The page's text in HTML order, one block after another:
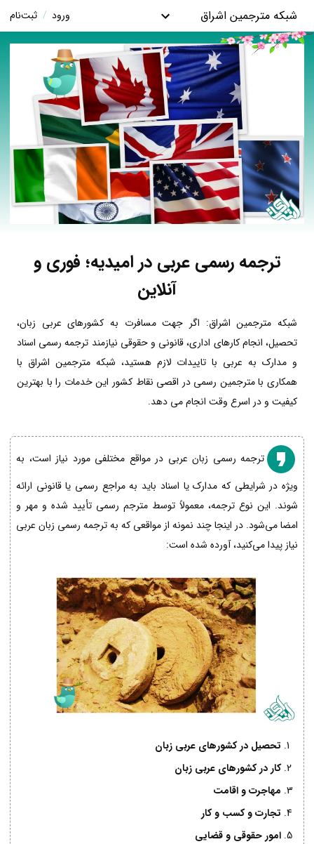
شبکه مترجمین اشراق ورود / ثبت‌نام
ترجمه رسمی عربی در امیدیه؛ فوری و
آنلاین
شبکه مترجمین اشراق: اگر جهت مسافرت به کشورهای عربی زبان،
تحصیل، انجام کارهای اداری، قانونی و حقوقی نیازمند ترجمه رسمی اسناد
و مدارک به عربی با تاییدات لازم هستید، شبکه مترجمین اشراق با
همکاری با مترجمین رسمی در اقصی نقاط کشور این خدمات را با بهترین
کیفیت و در اسرع وقت انجام می دهد.
ترجمه رسمی زبان عربی در مواقع مختلفی مورد نیاز است، به
ویژه در شرایطی که مدارک یا اسناد باید به مراجع رسمی یا قانونی ارائه
شوند. این نوع ترجمه، معمولاً توسط مترجم رسمی تأیید شده و مهر و
امضا می‌شود. در اینجا چند نمونه از مواقعی که به ترجمه رسمی زبان عربی
نیاز پیدا می‌کنید، آورده شده است:
تحصیل در کشورهای عربی زبان
کار در کشورهای عربی زبان
مهاجرت و اقامت
تجارت و کسب و کار
امور حقوقی و قضایی